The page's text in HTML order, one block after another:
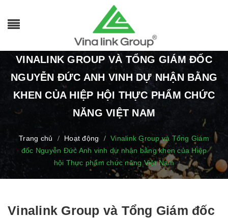
VINALINK GROUP VÀ TỔNG GIÁM ĐỐC
NGUYỄN ĐỨC ANH VINH DỰ NHẬN BẰNG
KHEN CỦA HIỆP HỘI THỰC PHẨM CHỨC
NĂNG VIỆT NAM
Trang chủ / Hoạt động /
Vinalink Group và Tổng Giám
đốc Nguyễn Đức Anh vinh dự nhận bằng khen của Hiệp
hội Thực phẩm chức năng Việt Nam
Vinalink Group và Tổng Giám đốc